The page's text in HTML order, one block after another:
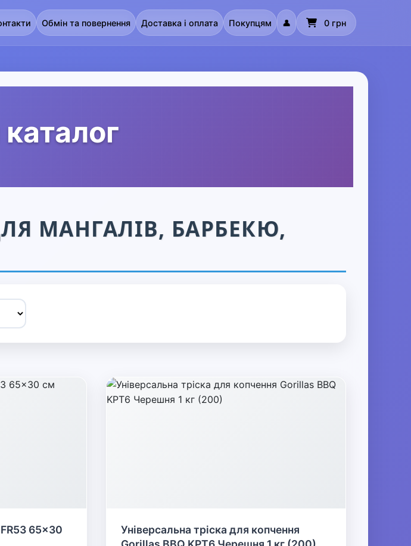
Обмін та повернення Доставка і оплата Покупцям 👤 0 грн
МАНГАЛІВ, БАРБЕКЮ,
65x30
Універсальна тріска для копчення